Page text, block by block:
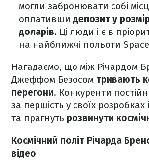
могли забронювати собі
оплативши депозит у
доларів. Ці люди і є в
на найближчі польоти
Нагадаємо, що між Річардом
Джеффом Безосом тривають
перегони. Конкуренти
за першість у своїх розробках
та прагнуть розвинути
Космічний політ Річарда
відео